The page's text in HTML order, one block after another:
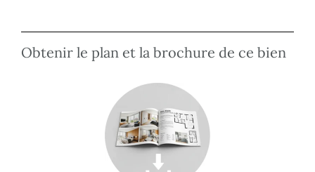
Obtenir le plan et la brochure de ce bien